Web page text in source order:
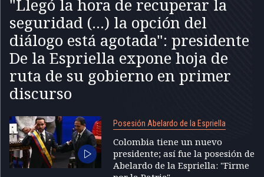
"Llegó la hora de recuperar la
seguridad (...) la opción del
diálogo está agotada": presidente
De la Espriella expone hoja de
ruta de su gobierno en primer
discurso
Posesión Abelardo de la Espriella
Colombia tiene un nuevo
presidente; así fue la posesión de
Abelardo de la Espriella: "Firme